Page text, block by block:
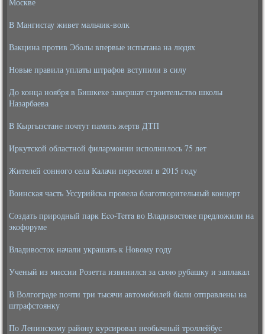
В Мангистау живет мальчик-волк
Вакцина против Эболы впервые испытана на людях
Новые правила уплаты штрафов вступили в силу
До конца ноября в Бишкеке завершат строительство школы
Назарбаева
В Кыргызстане почтут память жертв ДТП
Иркутской областной филармонии исполнилось 75 лет
Жителей сонного села Калачи переселят в 2015 году
Воинская часть Уссурийска провела благотворительный концерт
Создать природный парк Eco-Terra во Владивостоке предложили на
экофоруме
Владивосток начали украшать к Новому году
Ученый из миссии Розетта извинился за свою рубашку и заплакал
В Волгограде почти три тысячи автомобилей были отправлены на
штрафстоянку
По Ленинскому району курсировал необычный троллейбус